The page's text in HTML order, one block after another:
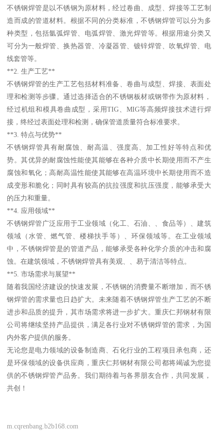
不锈钢焊管是以不锈钢为原材料，经过卷曲、成型、焊接等工艺制
造而成的管道材料。根据不同的分类标准，不锈钢焊管可以分为多
种类型，包括氩弧焊管、电弧焊管、激光焊管等。根据用途分类又
可分为一般焊管、换热器管、冷凝器管、镀锌焊管、吹氧焊管、电
线套管等。
**2. 生产工艺**
不锈钢焊管的生产工艺包括材料准备、卷曲与成型、焊接、表面处
理和检测等步骤。通过选择适合的不锈钢板材或钢带作为原材料，
经过机组和模具卷曲成型，采用TIG、MIG等高频焊接技术进行焊
接，终经过表面处理和检测，确保管道质量符合标准要求。
**3. 特点与优势**
不锈钢焊管具有耐腐蚀、耐高温、强度高、加工性好等特点和优
势。其优异的耐腐蚀性能使其能够在各种介质中长期使用而不产生
腐蚀和氧化；高耐高温性能使其能够在高温环境中长期使用而不造
成变形和脆化；同时具有较高的抗拉强度和抗压强度，能够承受大
的压力和重量。
**4. 应用领域**
不锈钢焊管广泛应用于工业领域（化工、石油、、食品等）、建筑
领域（水管、燃气管、楼梯扶手等）、环保领域等。在工业领域
中，不锈钢焊管是的管道产品，能够承受各种化学介质的冲击和腐
蚀。在建筑领域，不锈钢焊管具有美观、、易于清洁等特点。
**5. 市场需求与展望**
随着我国经济建设的快速发展，不锈钢的消费量不断增加，而不锈
钢焊管的需求量也日趋扩大。未来随着不锈钢焊管生产工艺的不断
进步和品质的提升，其市场需求将进一步扩大。重庆仁邦钢材有限
公司将继续坚持产品提供，满足各行业对不锈钢焊管的需求，为国
内外客户提供的服务。
无论您是电力领域的设备制造商、石化行业的工程项目承包商，还
是环保领域的设备供应商，重庆仁邦钢材有限公司都将竭诚为您提
供的不锈钢焊管产品务。我们期待着与各界朋友合作，共同发展，
共创！
m.cqrenbang.b2b168.com